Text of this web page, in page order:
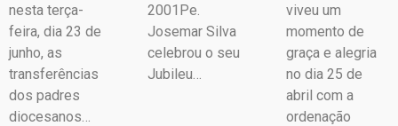
nesta terça-
feira, dia 23 de
junho, as
transferências
dos padres
diocesanos…
2001Pe.
Josemar Silva
celebrou o seu
Jubileu…
viveu um
momento de
graça e alegria
no dia 25 de
abril com a
ordenação